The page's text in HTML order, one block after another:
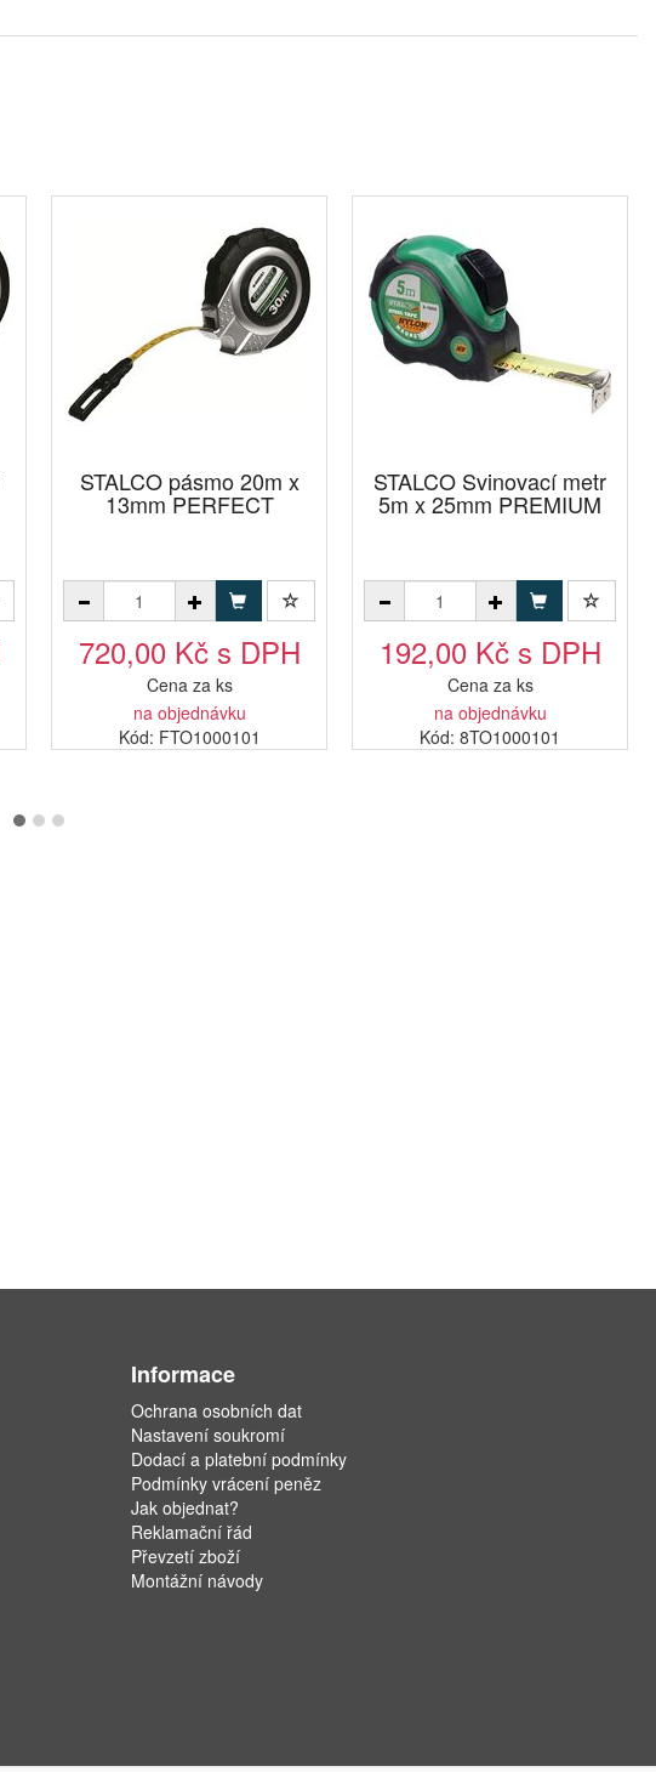
STALCO pásmo 20m x
13mm PERFECT
720,00 Kč s DPH
Cena za ks
na objednávku
Kód: FTO1000101
STALCO Svinovací metr
5m x 25mm PREMIUM
192,00 Kč s DPH
Cena za ks
na objednávku
Kód: 8TO1000101
Informace
Ochrana osobních dat
Nastavení soukromí
Dodací a platební podmínky
Podmínky vrácení peněz
Jak objednat?
Reklamační řád
Převzetí zboží
Montážní návody